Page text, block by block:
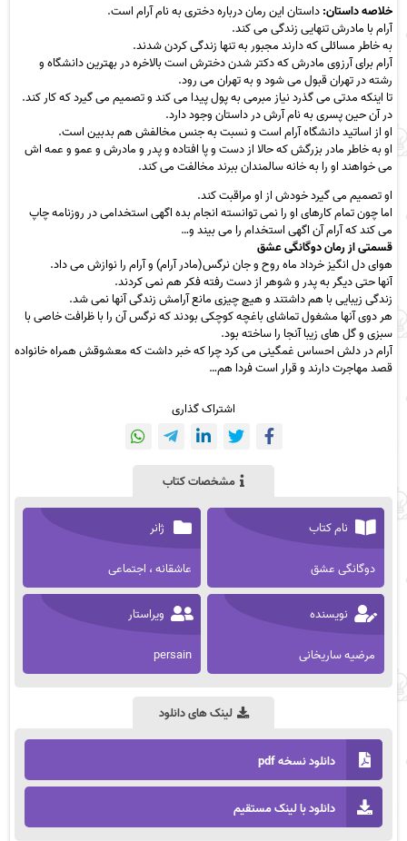
خلاصه داستان:داستان این رمان درباره دختری به نام آرام است.
آرام با مادرش تنهایی زندگی می کند.
به خاطر مسائلی که دارند مجبور به تنها زندگی کردن شدند.
آرام برای آرزوی مادرش که دکتر شدن دخترش است بالاخره در بهترین دانشگاه و
رشته در تهران قبول می شود و به تهران می رود.
تا اینکه مدتی می گذرد نیاز مبرمی به پول پیدا می کند و تصمیم می گیرد که کار کند.
در آن حین پسری به نام آرش در داستان وجود دارد.
او از اساتید دانشگاه آرام است و نسبت به جنس مخالفش هم بدبین است.
او به خاطر مادر بزرگش که حالا از دست و پا افتاده و پدر و مادرش و عمو و عمه اش
می خواهند او را به خانه سالمندان ببرند مخالفت می کند.
او تصمیم می گیرد خودش از او مراقبت کند.
اما چون تمام کارهای او را نمی توانسته انجام بده اگهی استخدامی در روزنامه چاپ
می کند که آرام آن اگهی استخدام را می بیند و…
قسمتی از رمان دوگانگی عشق
هوای دل انگیز خرداد ماه روح و جان نرگس(مادر آرام) و آرام را نوازش می داد.
آنها حتی دیگر به پدر و شوهر از دست رفته فکر هم نمی کردند.
زندگی زیبایی با هم داشتند و هیچ چیزی مانع آرامش زندگی آنها نمی شد.
هر دوی آنها مشغول تماشای باغچه کوچکی بودند که نرگس آن را با ظرافت خاصی با
سبزی و گل های زیبا آنجا را ساخته بود.
آرام در دلش احساس غمگینی می کرد چرا که خبر داشت که معشوقش همراه خانواده
قصد مهاجرت دارند و قرار است فردا هم…
اشتراک گذاری
مشخصات کتاب
نام کتاب
دوگانگی عشق
ژانر
عاشقانه ، اجتماعی
نویسنده
مرضیه ساریخانی
ویراستار
persain
لینک های دانلود
دانلود نسخه pdf
دانلود با لینک مستقیم